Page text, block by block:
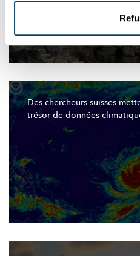
Des chercheurs suisses
trésor de données